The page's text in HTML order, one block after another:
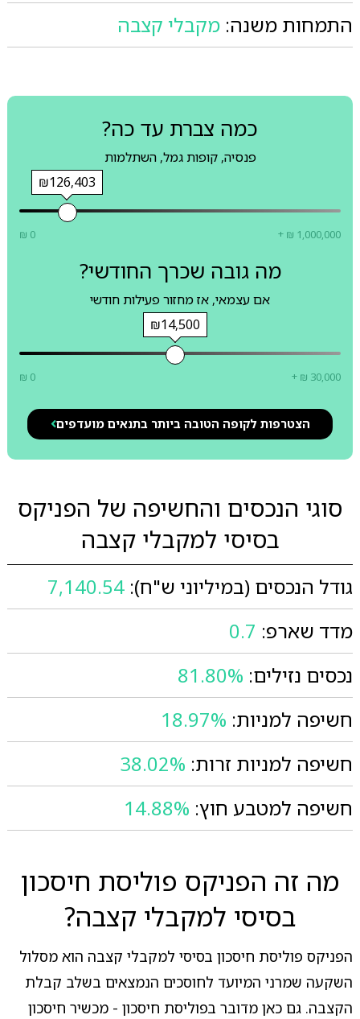
התמחות משנה: מקבלי קצבה
כמה צברת עד כה?
פנסיה, קופות גמל, השתלמות
₪126,403
₪ 0 + ₪ 1,000,000
מה גובה שכרך החודשי?
אם עצמאי, אז מחזור פעילות חודשי
₪14,500
₪ 0 + ₪ 30,000
הצטרפות לקופה הטובה ביותר בתנאים מועדפים
סוגי הנכסים והחשיפה של הפניקס
בסיסי למקבלי קצבה
גודל הנכסים (במיליוני ש"ח): 7,140.54
מדד שארפ: 0.7
נכסים נזילים: 81.80%
חשיפה למניות: 18.97%
חשיפה למניות זרות: 38.02%
חשיפה למטבע חוץ: 14.88%
מה זה הפניקס פוליסת חיסכון
בסיסי למקבלי קצבה?
הפניקס פוליסת חיסכון בסיסי למקבלי קצבה הוא מסלול
השקעה שמרני המיועד לחוסכים הנמצאים בשלב קבלת
הקצבה. גם כאן מדובר בפוליסת חיסכון - מכשיר חיסכון